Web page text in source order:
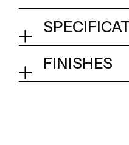
Square rail kit
shower
FINISHES